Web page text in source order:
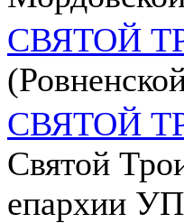
СВЯТОЙ
СВЯТОЙ
Святой
епархии